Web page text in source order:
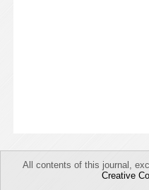
All contents of this journal,
Creative